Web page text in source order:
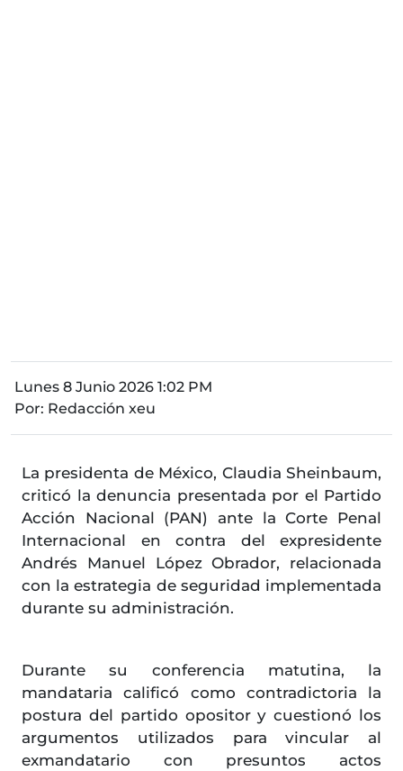
Lunes 8 Junio 2026 1:02 PM
Por: Redacción xeu
La presidenta de México, Claudia Sheinbaum,
criticó la denuncia presentada por el Partido
Acción Nacional (PAN) ante la Corte Penal
Internacional en contra del expresidente
Andrés Manuel López Obrador, relacionada
con la estrategia de seguridad implementada
durante su administración.
Durante su conferencia matutina, la
mandataria calificó como contradictoria la
postura del partido opositor y cuestionó los
argumentos utilizados para vincular al
exmandatario con presuntos actos